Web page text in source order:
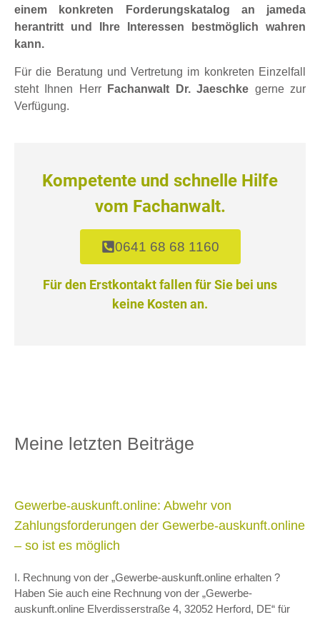
einem konkreten Forderungskatalog an jameda
herantritt und Ihre Interessen bestmöglich wahren
kann.
Für die Beratung und Vertretung im konkreten Einzelfall
steht Ihnen Herr
Fachanwalt Dr. Jaeschke gerne zur
Verfügung.
Kompetente und schnelle Hilfe
vom Fachanwalt.
0641 68 68 1160
Für den Erstkontakt fallen für Sie bei uns
keine Kosten an.
Meine letzten Beiträge
Gewerbe-auskunft.online: Abwehr von
Zahlungsforderungen der Gewerbe-auskunft.online
– so ist es möglich
I. Rechnung von der „Gewerbe-auskunft.online erhalten ?
Haben Sie auch eine Rechnung von der „Gewerbe-
auskunft.online Elverdisserstraße 4, 32052 Herford, DE“ für